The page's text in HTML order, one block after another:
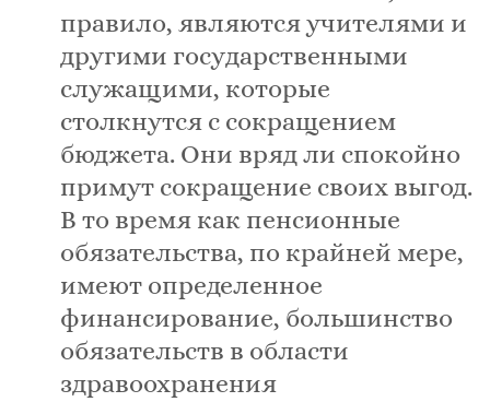
правило, являются учителями и
другими государственными
служащими, которые
столкнутся с сокращением
бюджета. Они вряд ли спокойно
примут сокращение своих выгод.
В то время как пенсионные
обязательства, по крайней мере,
имеют определенное
финансирование, большинство
обязательств в области
здравоохранения